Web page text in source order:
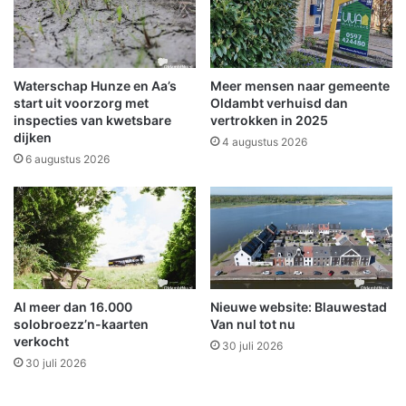
k
e
r
o
p
e
n
t
N
d
r
i
e
b
a
n
d
e
n
Waterschap Hunze en Aa’s
start uit voorzorg met
inspecties van kwetsbare
dijken
6 augustus 2026
Meer mensen naar gemeente
Oldambt verhuisd dan
vertrokken in 2025
4 augustus 2026
Al meer dan 16.000
solobroezz’n-kaarten
verkocht
30 juli 2026
Nieuwe website: Blauwestad
Van nul tot nu
30 juli 2026